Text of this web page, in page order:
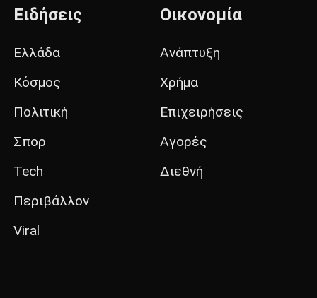
Ειδήσεις
Ελλάδα
Κόσμος
Πολιτική
Σπορ
Tech
Περιβάλλον
Viral
Οικονομία
Ανάπτυξη
Χρήμα
Επιχειρήσεις
Αγορές
Διεθνή